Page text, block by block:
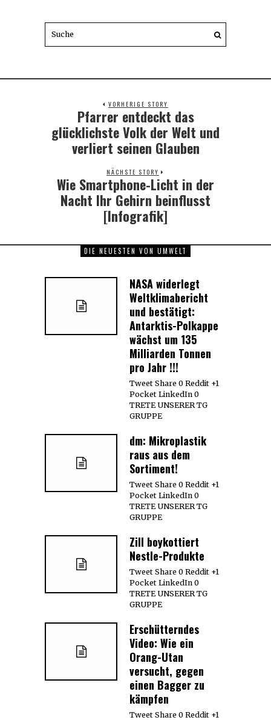
VORHERIGE STORY
Previous
post:
Pfarrer entdeckt das
glücklichste Volk der Welt und
verliert seinen Glauben
NÄCHSTE STORY
Next
post:
Wie Smartphone-Licht in der
Nacht Ihr Gehirn beinflusst
[Infografik]
DIE NEUESTEN VON UMWELT
NASA widerlegt
Weltklimabericht
und bestätigt:
Antarktis-Polkappe
wächst um 135
Milliarden Tonnen
pro Jahr !!!
Tweet Share 0 Reddit +1
Pocket LinkedIn 0
TRETE UNSERER TG
GRUPPE
dm: Mikroplastik
raus aus dem
Sortiment!
Tweet Share 0 Reddit +1
Pocket LinkedIn 0
TRETE UNSERER TG
GRUPPE
Zill boykottiert
Nestle-Produkte
Tweet Share 0 Reddit +1
Pocket LinkedIn 0
TRETE UNSERER TG
GRUPPE
Erschütterndes
Video: Wie ein
Orang-Utan
versucht, gegen
einen Bagger zu
kämpfen
Tweet Share 0 Reddit +1